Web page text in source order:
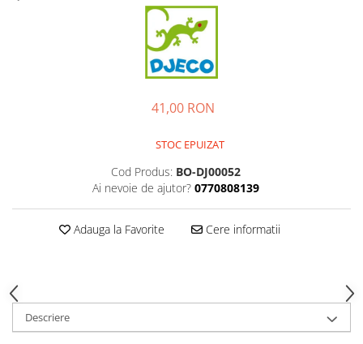
41,00 RON
STOC EPUIZAT
Cod Produs: BO-DJ00052
Ai nevoie de ajutor? 0770808139
Adauga la Favorite Cere informatii
Descriere